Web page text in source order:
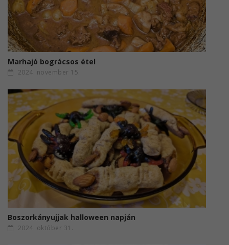
Marhajó bográcsos étel
2024. november 15.
Boszorkányujjak halloween napján
2024. október 31.